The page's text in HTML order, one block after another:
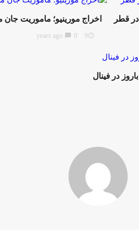
قطر اخراج مورینیو؛ ماموریت
access_time
9 years ago
chat_bubble 0
در فینال